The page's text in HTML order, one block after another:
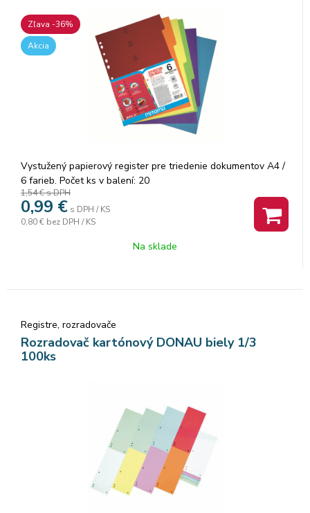
Zľava -36%
Akcia
Vystužený papierový register pre triedenie dokumentov A4 /
6 farieb. Počet ks v balení: 20
1,54 €s DPH
0,99 € s DPH / KS
0,80 € bez DPH / KS
Na sklade
Registre, rozradovače
Rozradovač kartónový DONAU biely 1/3
100ks